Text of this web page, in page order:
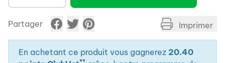
Partager Imprimer
En achetant ce produit vous gagnerez 20.40